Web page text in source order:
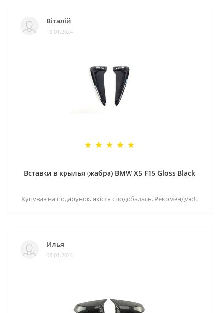
Віталій
19.01.2024
Вставки в крылья (жабра) BMW X5 F15 Gloss Black
Купував на подарунок, якість сподобалась. Рекомендую!..
Илья
08.01.2024